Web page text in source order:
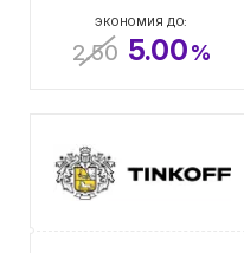
ЭКОНОМИЯ ДО:
2.50 5.00%